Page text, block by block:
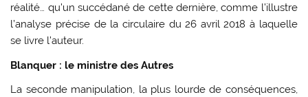
réalité… qu’un succédané de cette dernière, comme l’illustre
l’analyse précise de la circulaire du 26 avril 2018 à laquelle
se livre l’auteur.
Blanquer : le ministre des Autres
La seconde manipulation, la plus lourde de conséquences,